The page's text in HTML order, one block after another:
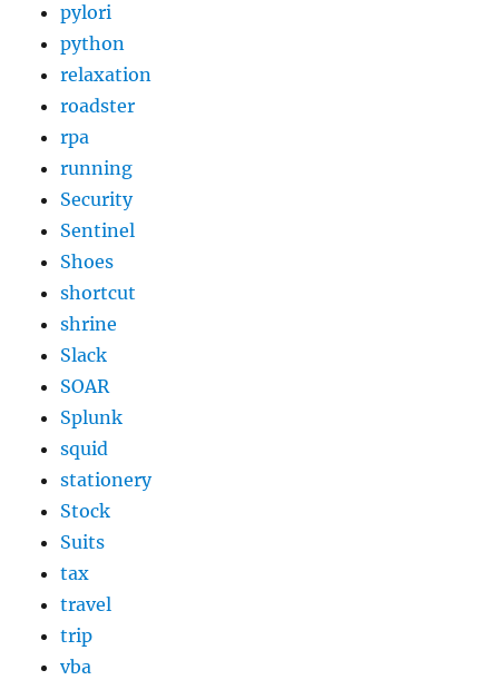
pylori
python
relaxation
roadster
rpa
running
Security
Sentinel
Shoes
shortcut
shrine
Slack
SOAR
Splunk
squid
stationery
Stock
Suits
tax
travel
trip
vba